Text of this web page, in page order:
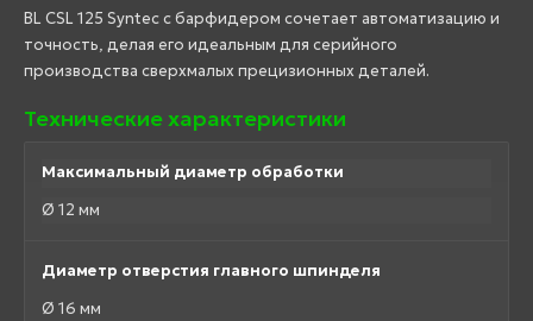
BL CSL 125 Syntec с барфидером сочетает автоматизацию и
точность, делая его идеальным для серийного
производства сверхмалых прецизионных деталей.
Технические характеристики
Максимальный диаметр обработки
Ø 12 мм
Диаметр отверстия главного шпинделя
Ø 16 мм